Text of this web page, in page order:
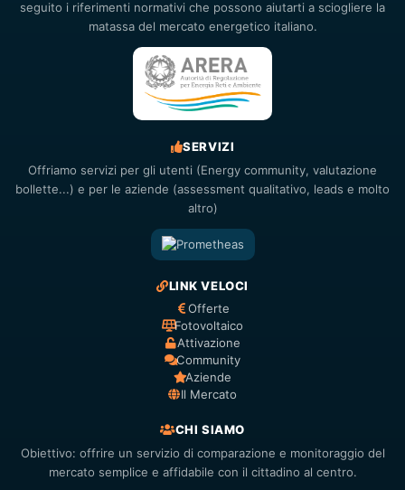
seguito i riferimenti normativi che possono aiutarti a sciogliere la
matassa del mercato energetico italiano.
SERVIZI
Offriamo servizi per gli utenti (Energy community, valutazione
bollette...) e per le aziende (assessment qualitativo, leads e molto
altro)
LINK VELOCI
Offerte
Fotovoltaico
Attivazione
Community
Aziende
Il Mercato
CHI SIAMO
Obiettivo: offrire un servizio di comparazione e monitoraggio del
mercato semplice e affidabile con il cittadino al centro.